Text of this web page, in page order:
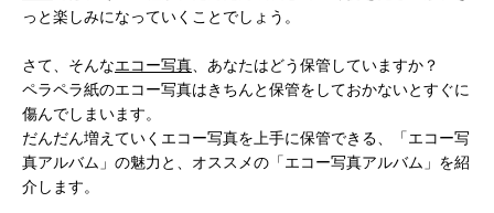
っと楽しみになっていくことでしょう。
さて、そんなエコー写真 、あなたはどう保管していますか？
ペラペラ紙のエコー写真はきちんと保管をしておかないとすぐに
傷んでしまいます。
だんだん増えていくエコー写真を上手に保管できる、「エコー写
真アルバム」の魅力と、オススメの「エコー写真アルバム」を紹
介します。